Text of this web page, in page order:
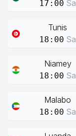
17:00 Sa
Tunis
18:00 Sa
Niamey
18:00 Sa
Malabo
18:00 Sa